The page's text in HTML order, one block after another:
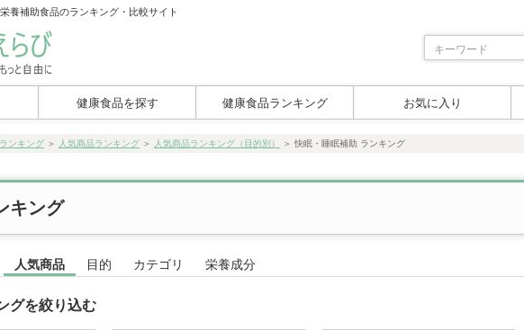
養補助食品のランキング・比較サイト
健康食品を探す 健康食品ランキング お気に入り
ンキング ＞ 人気商品ランキング ＞ 人気商品ランキング（目的別） ＞ 快眠・睡眠補助 ランキング
キング
人気商品 目的 カテゴリ 栄養成分
グを絞り込む